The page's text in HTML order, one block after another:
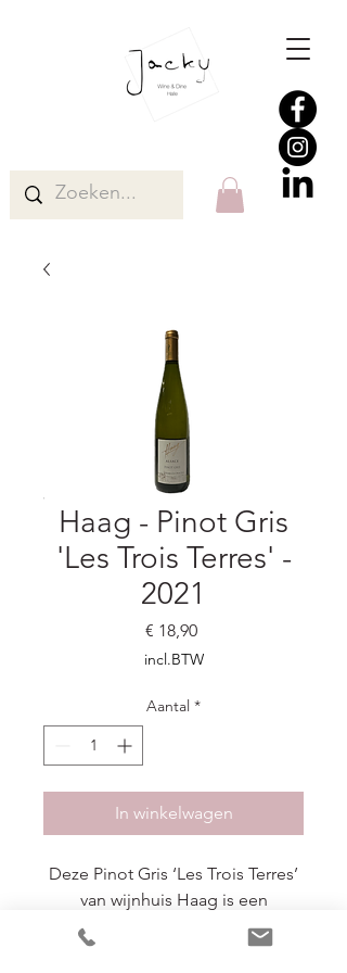
Haag - Pinot Gris
'Les Trois Terres' -
2021
€ 18,90Prijs
incl.BTW
Aantal *
In winkelwagen
Deze Pinot Gris ‘Les Trois Terres’
van wijnhuis Haag is een
prachtige expressie van de Elzas.
Deze verfijnde Pinot Gris is een